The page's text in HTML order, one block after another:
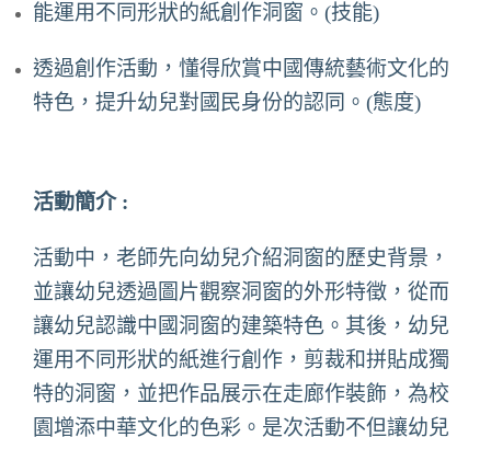
能運用不同形狀的紙創作洞窗。(技能)
透過創作活動，懂得欣賞中國傳統藝術文化的
特色，提升幼兒對國民身份的認同。(態度)
活動簡介 :
活動中，老師先向幼兒介紹洞窗的歷史背景，
並讓幼兒透過圖片觀察洞窗的外形特徵，從而
讓幼兒認識中國洞窗的建築特色。其後，幼兒
運用不同形狀的紙進行創作，剪裁和拼貼成獨
特的洞窗，並把作品展示在走廊作裝飾，為校
園增添中華文化的色彩。是次活動不但讓幼兒